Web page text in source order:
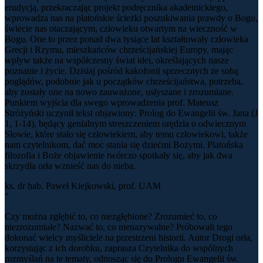
erudycją, przekraczając projekt podręcznika akademickiego,
wprowadza nas na platońskie ścieżki poszukiwania prawdy o Bogu,
świecie nas otaczającym, człowieku otwartym na wieczność w
Bogu. One to przez ponad dwa tysiące lat kształtowały człowieka
Grecji i Rzymu, mieszkańców chrześcijańskiej Europy, mając
wpływ także na współczesny świat idei, określających nasze
poznanie i życie. Dzisiaj pośród kakofonii sprzecznych ze sobą
poglądów, podobnie jak u początków chrześcijaństwa, potrzeba,
aby zostały one na nowo zauważone, usłyszane i zrozumiane.
Punktem wyjścia dla swego wprowadzenia prof. Mateusz
Stróżyński uczynił tekst objawiony: Prolog do Ewangelii św. Jana (J
1, 1-14), będący genialnym streszczeniem orędzia o odwiecznym
Słowie, które stało się człowiekiem, aby temu człowiekowi, także
nam czytelnikom, dać moc stania się dziećmi Bożymi. Platońska
filozofia i Boże objawienie twórczo spotkały się, aby jak dwa
skrzydła orła wznieść nas do nieba.
ks. dr hab. Paweł Kiejkowski, prof. UAM
"
Czy można zgłębić to, co niezgłębione? Zrozumieć to, co
niezrozumiałe? Nazwać to, co nienazywalne? Próbowali tego
dokonać wielcy myśliciele na przestrzeni historii. Autor Drogi orła,
korzystając z ich dorobku, zaprasza Czytelnika do wspólnych
rozmyślań na te tematy, odnosząc się do Prologu Ewangelii św.